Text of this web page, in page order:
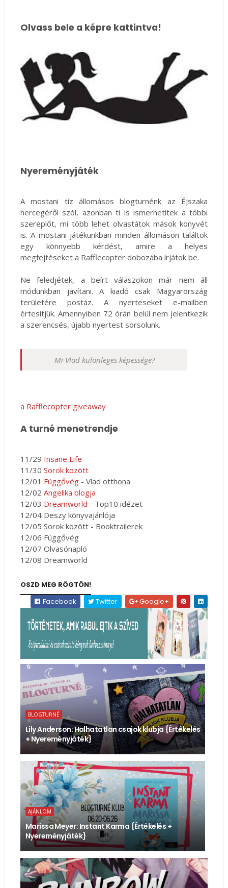
Olvass bele a képre kattintva!
Nyereményjáték
A mostani tíz állomásos blogturnénk az Éjszaka
hercegéről szól, azonban ti is ismerhetitek a többi
szereplőt, mi több lehet olvastátok mások könyvét
is. A mostani játékunkban minden állomáson találtok
egy könnyebb kérdést, amire a helyes
megfejtéseket a Rafflecopter dobozába írjátok be.
Ne feledjétek, a beírt válaszokon már nem áll
módunkban javítani. A kiadó csak Magyarország
területére postáz. A nyerteseket e-mailben
értesítjük. Amennyiben 72 órán belül nem jelentkezik
a szerencsés, újabb nyertest sorsolunk.
Mi Vlad különleges képessége?
a Rafflecopter giveaway
A turné menetrendje
11/29 Insane Life
11/30 Sorok között
12/01 Függővég- Vlad otthona
12/02 Angelika blogja
12/03 Dreamworld - Top10 idézet
12/04 Deszy könyvajánlója
12/05 Sorok között - Booktrailerek
12/06 Függővég
12/07 Olvasónapló
12/08 Dreamworld
OSZD MEG RÖGTÖN!
Facebook
Twitter Google+
BLOGTURNÉ
Lily Anderson: Halhatatlan ​csajok klubja {Értékelés
+ Nyereményjáték}
AJÁNLOM
Marissa Meyer: Instant ​Karma {Értékelés +
Nyereményjáték}